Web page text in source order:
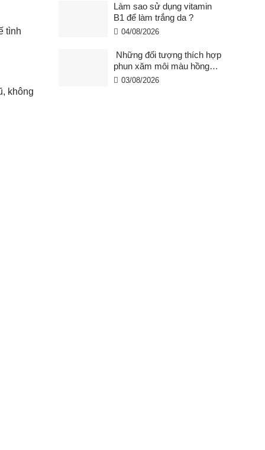
tình
không
Làm sao sử dụng vitamin
B1 để làm trắng da ?
04/08/2026
Những đối tượng thích hợp
phun xăm môi màu hồng
cam san hô?
03/08/2026